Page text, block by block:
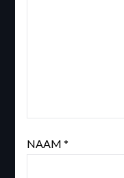
NAAM *